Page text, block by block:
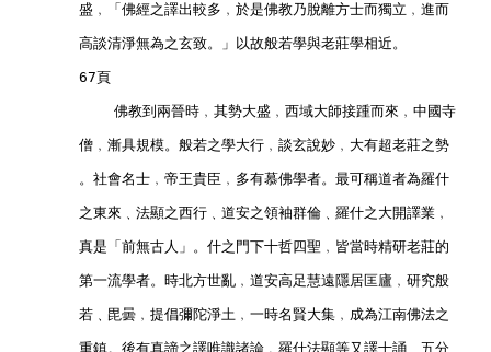
        盛﹐「佛經之譯出較多﹐於是佛教乃脫離方士而獨立﹐進而
        高談清淨無為之玄致。」以故般若學與老莊學相近。
        67頁
            佛教到兩晉時﹐其勢大盛﹐西域大師接踵而來﹐中國寺
        僧﹐漸具規模。般若之學大行﹐談玄說妙﹐大有超老莊之勢
        。社會名士﹐帝王貴臣﹐多有慕佛學者。最可稱道者為羅什
        之東來﹑法顯之西行﹑道安之領袖群倫﹑羅什之大開譯業﹐
        真是「前無古人」。什之門下十哲四聖﹐皆當時精研老莊的
        第一流學者。時北方世亂﹐道安高足慧遠隱居匡廬﹐研究般
        若﹑毘曇﹐提倡彌陀淨土﹐一時名賢大集﹐成為江南佛法之
        重鎮。後有真諦之譯唯識諸論﹐羅什法顯等又譯十誦﹑五分